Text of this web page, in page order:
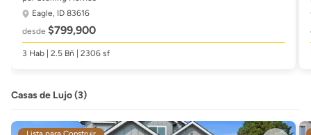
Eagle, ID 83616
desde $799,900
3 Hab | 2.5 Bñ | 2306 sf
Casas de Lujo (3)